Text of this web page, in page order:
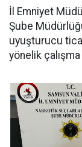
İl Emniyet
Şube
uyuşturucu
yönelik